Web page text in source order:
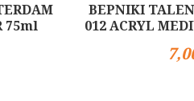
75ml
ΒΕΡΝΙΚΙ
012 ACRYL